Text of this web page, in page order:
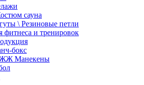
сауна
\ Резиновые петли
фитнеса и тренировок
бокс
Манекены